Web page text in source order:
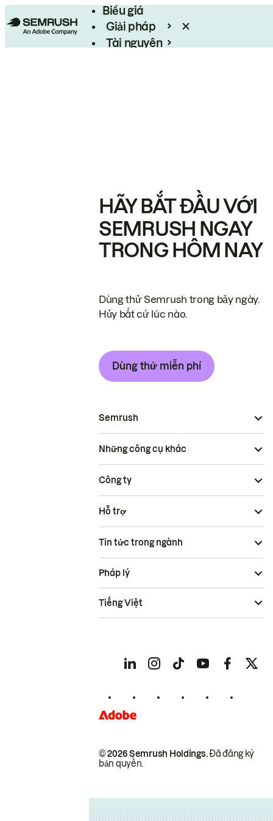
Biểu giá
Giải pháp
Tài nguyên
HÃY BẮT ĐẦU VỚI
SEMRUSH NGAY
TRONG HÔM NAY
Dùng thử Semrush trong bảy ngày.
Hủy bất cứ lúc nào.
Dùng thử miễn phí
Semrush
Những công cụ khác
Công ty
Hỗ trợ
Tin tức trong ngành
© 2026 Semrush Holdings.Đã đăng ký
bản quyền.
Pháp lý
Tiếng Việt